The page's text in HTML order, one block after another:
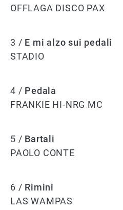
OFFLAGA DISCO PAX
3 / E mi alzo sui pedali
STADIO
4 / Pedala
FRANKIE HI-NRG MC
5 / Bartali
PAOLO CONTE
6 / Rimini
LAS WAMPAS